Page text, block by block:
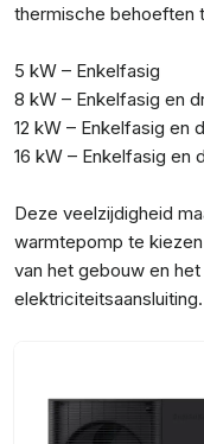
thermische behoeften
5 kW – Enkelfasig
8 kW – Enkelfasig en
12 kW – Enkelfasig en
16 kW – Enkelfasig en
Deze veelzijdigheid
warmtepomp te
van het gebouw en
elektriciteitsaansluiting.